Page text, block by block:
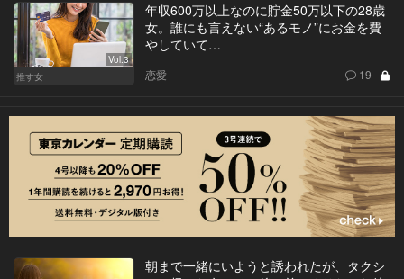
Vol.3
推す女
年収600万以上なのに貯金50万以下の28歳
女。誰にも言えない“あるモノ”にお金を費
やしていて…
恋愛 19
朝まで一緒にいようと誘われたが、タクシ